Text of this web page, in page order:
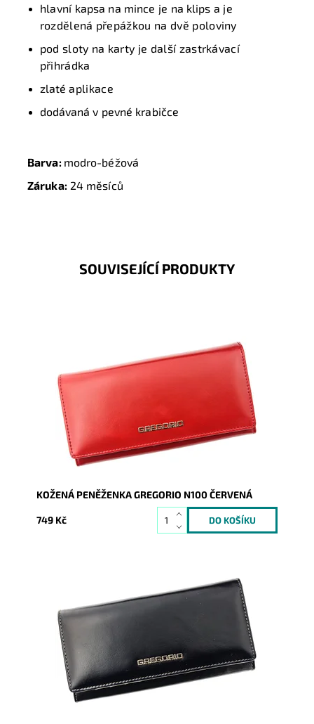
hlavní kapsa na mince je na klips a je
rozdělená přepážkou na dvě poloviny
pod sloty na karty je další zastrkávací
přihrádka
zlaté aplikace
dodávaná v pevné krabičce
Barva: modro-béžová
Záruka:24 měsíců
SOUVISEJÍCÍ PRODUKTY
Velmi krásná červená kožená peněženka s 9
přihrádkami na platební či jiné karty.
Dostupnost:
Značka:
Záruka:
KOŽENÁ PENĚŽENKA GREGORIO N100 ČERVENÁ
749 Kč
Velmi krásná peněženka v originální černo-béžové
Dostupnost:
Značka:
Záruka:
2 roky